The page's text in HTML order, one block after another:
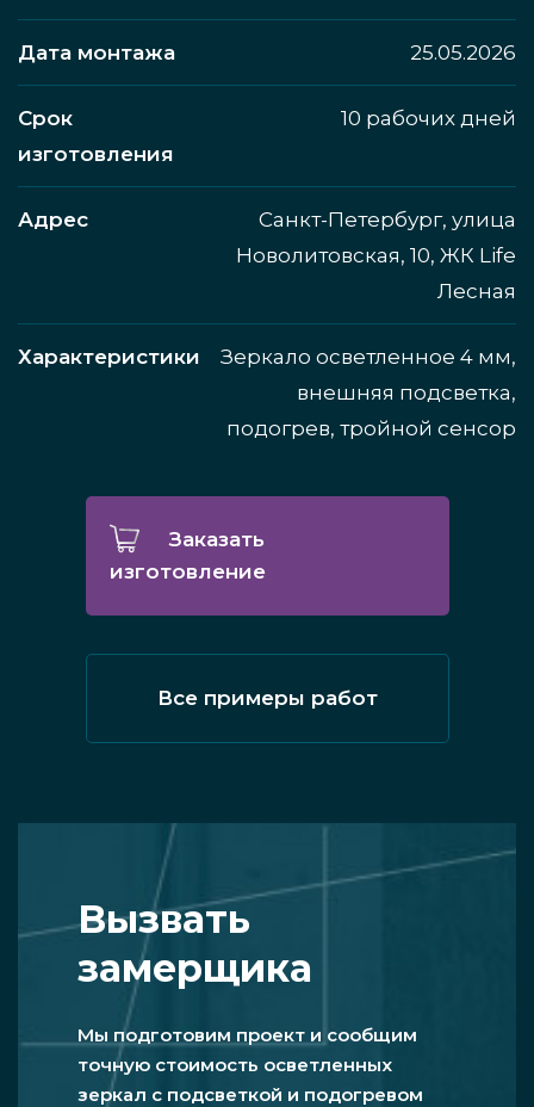
Дата монтажа 25.05.2026
Срок
изготовления
10 рабочих дней
Адрес
Санкт-Петербург, улица
Новолитовская, 10, ЖК Life
Лесная
Характеристики
Зеркало осветленное 4 мм,
внешняя подсветка,
подогрев, тройной сенсор
Заказать
изготовление
Все примеры работ
Вызвать
замерщика
Мы подготовим проект и сообщим
точную стоимость осветленных
зеркал с подсветкой и подогревом